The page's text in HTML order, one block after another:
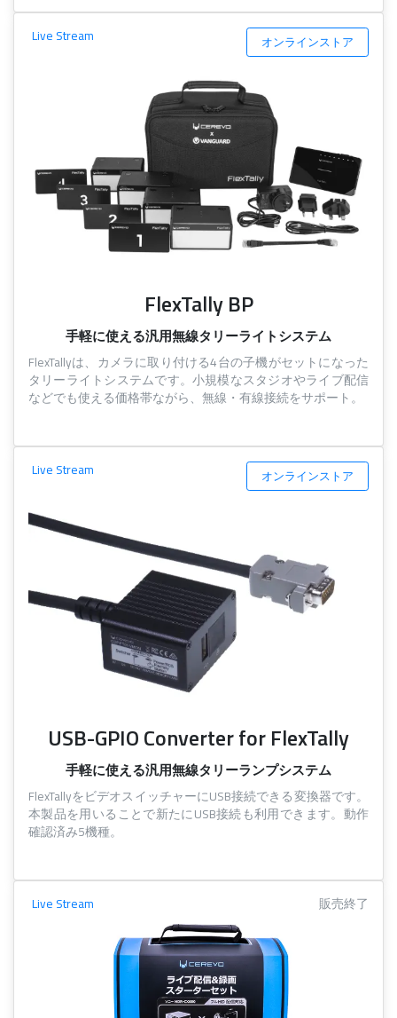
Live Stream オンラインストア
FlexTally BP
手軽に使える汎用無線タリーライトシステム
FlexTallyは、カメラに取り付ける4台の子機がセットになった
タリーライトシステムです。小規模なスタジオやライブ配信
などでも使える価格帯ながら、無線・有線接続をサポート。
Live Stream オンラインストア
USB-GPIO Converter for FlexTally
手軽に使える汎用無線タリーランプシステム
FlexTallyをビデオスイッチャーにUSB接続できる変換器です。
本製品を用いることで新たにUSB接続も利用できます。動作
確認済み5機種。
Live Stream 販売終了